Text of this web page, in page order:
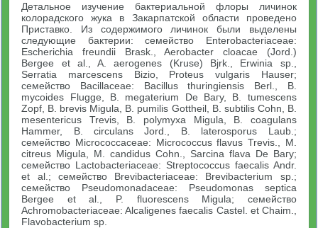
Детальное изучение бактериальной флоры личинок
колорадского жука в Закарпатской области проведено
Приставко. Из содержимого личинок были выделены
следующие бактерии: семейство Enterobacteriaceae:
Escherichia freundii Brask., Aerobacter cloacae (Jord.)
Bergee et al., A. aerogenes (Kruse) Bjrk., Erwinia sp.,
Serratia marcescens Bizio, Proteus vulgaris Hauser;
семейство Bacillaceae: Bacillus thuringiensis Berl., B.
mycoides Flugge, B. megaterium De Вагу, B. tumescens
Zopf, B. brevis Migula, B. pumilis Gottheil, B. subtilis Cohn, B.
mesentericus Trevis, B. polymyxa Migula, B. coagulans
Hammer, B. circulans Jord., B. laterosporus Laub.;
семейство Micrococcaceae: Micrococcus flavus Trevis., M.
citreus Migula, M. candidus Cohn., Sarcina flava De Вагу;
семейство Lactobacteriaceae: Streptococcus faecalis Andr.
et al.; семейство Brevibacteriaceae: Brevibacterium sp.;
семейство Pseudomonadaceae: Pseudomonas septica
Bergee et al., P. fluorescens Migula; семейство
Achromobacteriaceae: Alcaligenes faecalis Castel. et Chaim.,
Flavobacterium sp.